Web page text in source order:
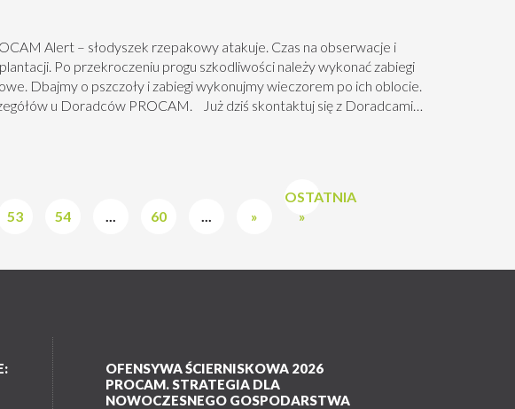
Alert – słodyszek rzepakowy atakuje. Czas na obserwacje i
Po przekroczeniu progu szkodliwości należy wykonać zabiegi
Dbajmy o pszczoły i zabiegi wykonujmy wieczorem po ich oblocie.
u Doradców PROCAM. Już dziś skontaktuj się z Doradcami
Przed każdym użyciem przeczytaj informacje zamieszczone...
53 54 60 »
OSTATNIA
»
OFENSYWA ŚCIERNISKOWA 2026
PROCAM. STRATEGIA DLA
NOWOCZESNEGO GOSPODARSTWA